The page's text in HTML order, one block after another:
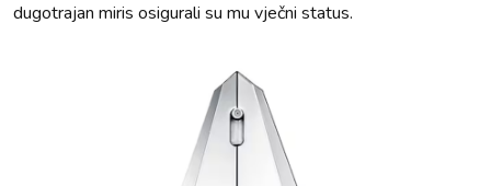
dugotrajan miris osigurali su mu vječni status.